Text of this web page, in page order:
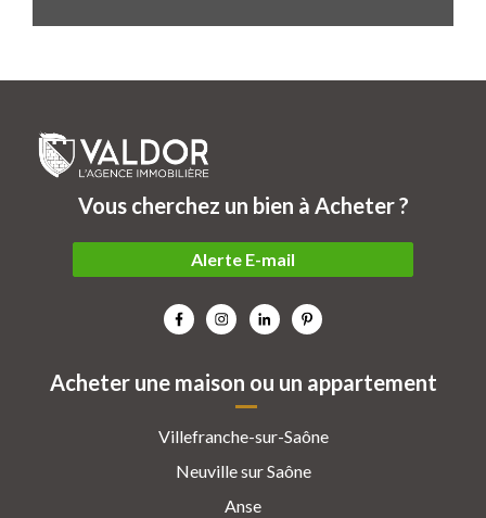
Acheter une maison ou un appartement
Villefranche-sur-Saône
Neuville sur Saône
Anse
Vous cherchez un bien à Acheter ?
Alerte E-mail